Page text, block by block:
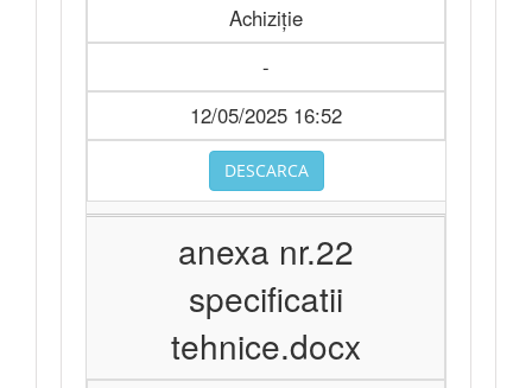
Achiziție
-
12/05/2025 16:52
DESCARCA
anexa nr.22
specificatii
tehnice.docx